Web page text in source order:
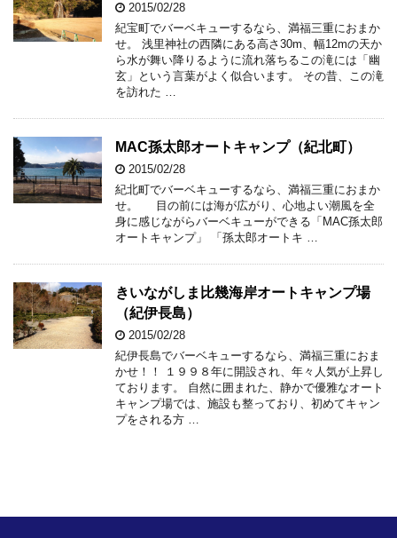
2015/02/28
紀宝町でバーベキューするなら、満福三重におまか
せ。 浅里神社の西隣にある高さ30m、幅12mの天か
ら水が舞い降りるように流れ落ちるこの滝には「幽
玄」という言葉がよく似合います。 その昔、この滝
を訪れた …
MAC孫太郎オートキャンプ（紀北町）
2015/02/28
紀北町でバーベキューするなら、満福三重におまか
せ。 目の前には海が広がり、心地よい潮風を全
身に感じながらバーベキューができる「MAC孫太郎
オートキャンプ」 「孫太郎オートキ …
きいながしま比幾海岸オートキャンプ場
（紀伊長島）
2015/02/28
紀伊長島でバーベキューするなら、満福三重におま
かせ！！ １９９８年に開設され、年々人気が上昇し
ております。 自然に囲まれた、静かで優雅なオート
キャンプ場では、施設も整っており、初めてキャン
プをされる方 …